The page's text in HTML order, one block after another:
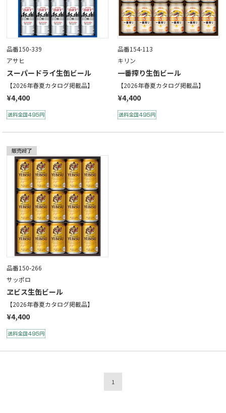
品番150-339
アサヒ
スーパードライ生缶ビール
【2026年春夏カタログ掲載品】
¥4,400
品番154-113
キリン
一番搾り生缶ビール
【2026年春夏カタログ掲載品】
¥4,400
品番150-266
サッポロ
ヱビス生缶ビール
【2026年春夏カタログ掲載品】
¥4,400
1